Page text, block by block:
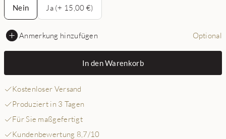
Nein
Ja (+ 15,00 €)
Anmerkung hinzufügen Optional
In den Warenkorb
Kostenloser Versand
Produziert in 3 Tagen
Für Sie maßgefertigt
Kundenbewertung 8,7/10